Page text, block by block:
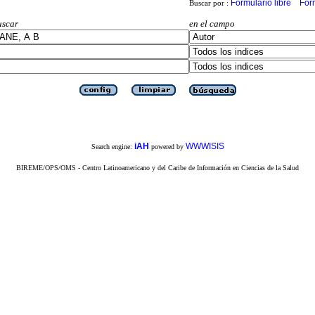
Buscar por : Formulario libre
en el campo
Search engine: iAH powered by WWWISIS
BIREME/OPS/OMS - Centro Latinoamericano y del Caribe de Información en Ciencias de la Salud